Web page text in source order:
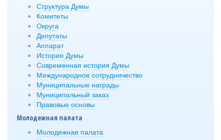
Структура Думы
Комитеты
Округа
Депутаты
Аппарат
История Думы
Современная история Думы
Международное сотрудничество
Муниципальные награды
Муниципальный заказ
Правовые основы
Молодежная палата
Молодежная палата